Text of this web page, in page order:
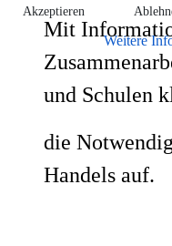
Mit
und Schulen
die
Handels auf.
Akzeptieren
Weitere